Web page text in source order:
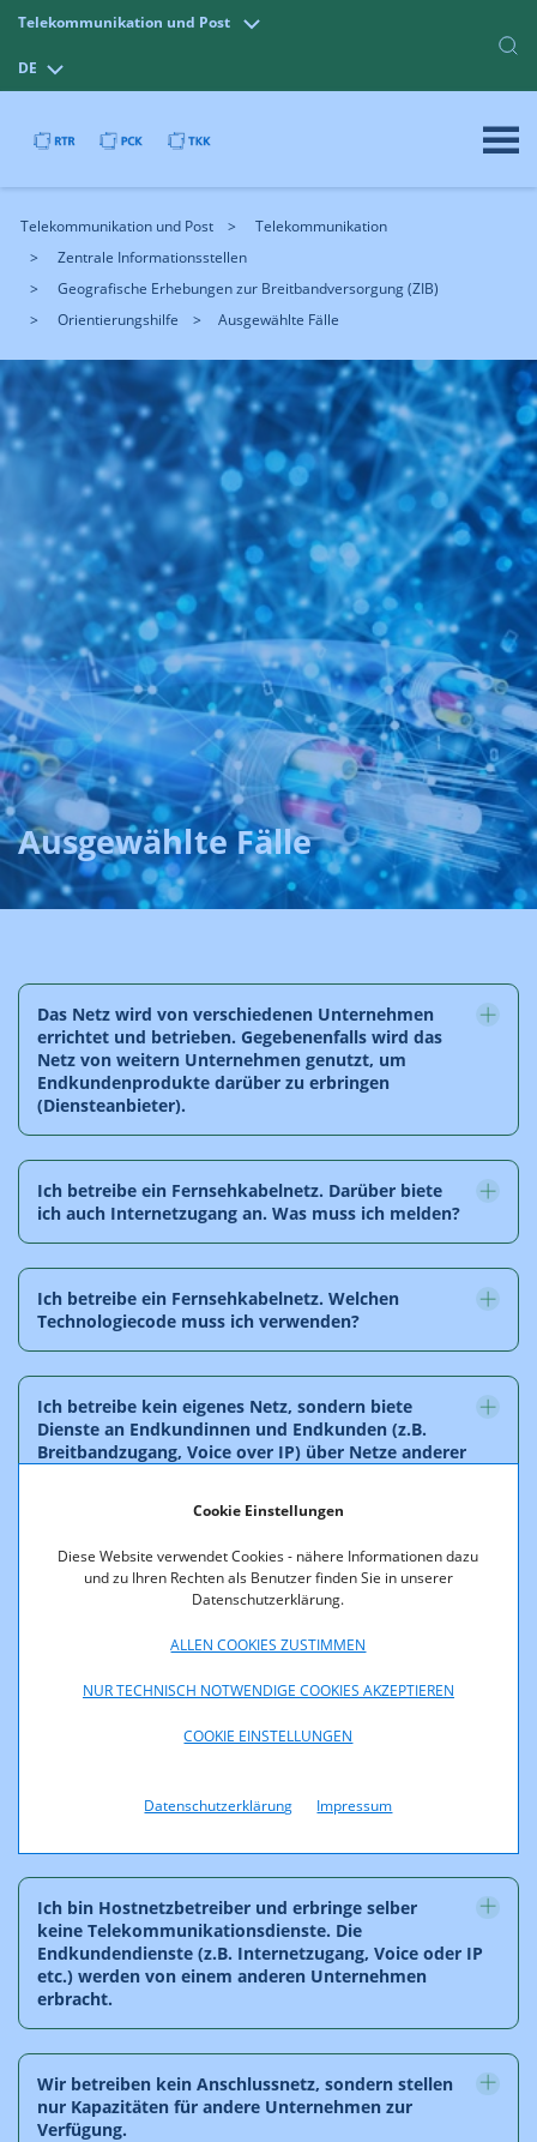
Cookie Einstellungen
Diese Website verwendet Cookies - nähere Informationen dazu
und zu Ihren Rechten als Benutzer finden Sie in unserer
Datenschutzerklärung.
ALLEN COOKIES ZUSTIMMEN
NUR TECHNISCH NOTWENDIGE COOKIES AKZEPTIEREN
COOKIE EINSTELLUNGEN
Datenschutzerklärung Impressum
Telekommunikation und Post
DE
Telekommunikation und Post
Telekommunikation
Zentrale Informationsstellen
Geografische Erhebungen zur Breitbandversorgung (ZIB)
Orientierungshilfe
Ausgewählte Fälle
Ausgewählte Fälle
Das Netz wird von verschiedenen Unternehmen
errichtet und betrieben. Gegebenenfalls wird das
Netz von weitern Unternehmen genutzt, um
Endkundenprodukte darüber zu erbringen
(Diensteanbieter).
Ich betreibe ein Fernsehkabelnetz. Darüber biete
ich auch Internetzugang an. Was muss ich melden?
Ich betreibe ein Fernsehkabelnetz. Welchen
Technologiecode muss ich verwenden?
Ich betreibe kein eigenes Netz, sondern biete
Dienste an Endkundinnen und Endkunden (z.B.
Breitbandzugang, Voice over IP) über Netze anderer
Ich betreibe nur das aktive Netz/stelle Equipment
in einem Open Access Network (OAN) zur
der A1TA an. Welche Daten muss ich einmelden?
Ich bin als MVNO tätig und habe kein eignes Netz.
Ich bin Hostnetzbetreiber und erbringe selber
keine Telekommunikationsdienste. Die
Endkundendienste (z.B. Internetzugang, Voice oder IP
etc.) werden von einem anderen Unternehmen
erbracht.
Wir betreiben kein Anschlussnetz, sondern stellen
nur Kapazitäten für andere Unternehmen zur
Verfügung.